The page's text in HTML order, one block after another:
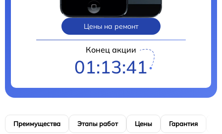
Цены на ремонт
Конец акции
01:13:40
Преимущества Этапы работ Цены Гарантия